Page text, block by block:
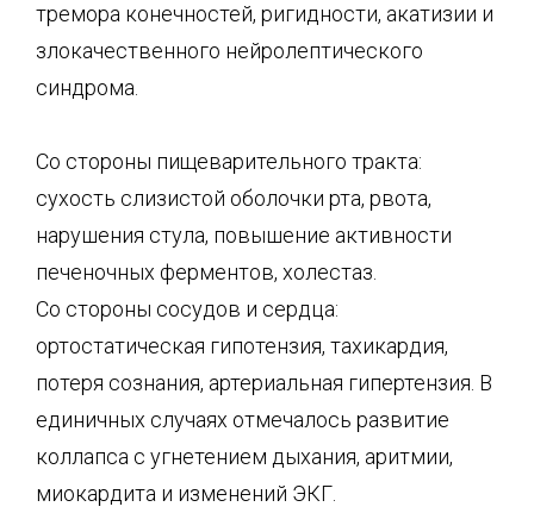
тремора конечностей, ригидности, акатизии и
злокачественного нейролептического
синдрома.
Со стороны пищеварительного тракта:
сухость слизистой оболочки рта, рвота,
нарушения стула, повышение активности
печеночных ферментов, холестаз.
Со стороны сосудов и сердца:
ортостатическая гипотензия, тахикардия,
потеря сознания, артериальная гипертензия. В
единичных случаях отмечалось развитие
коллапса с угнетением дыхания, аритмии,
миокардита и изменений ЭКГ.